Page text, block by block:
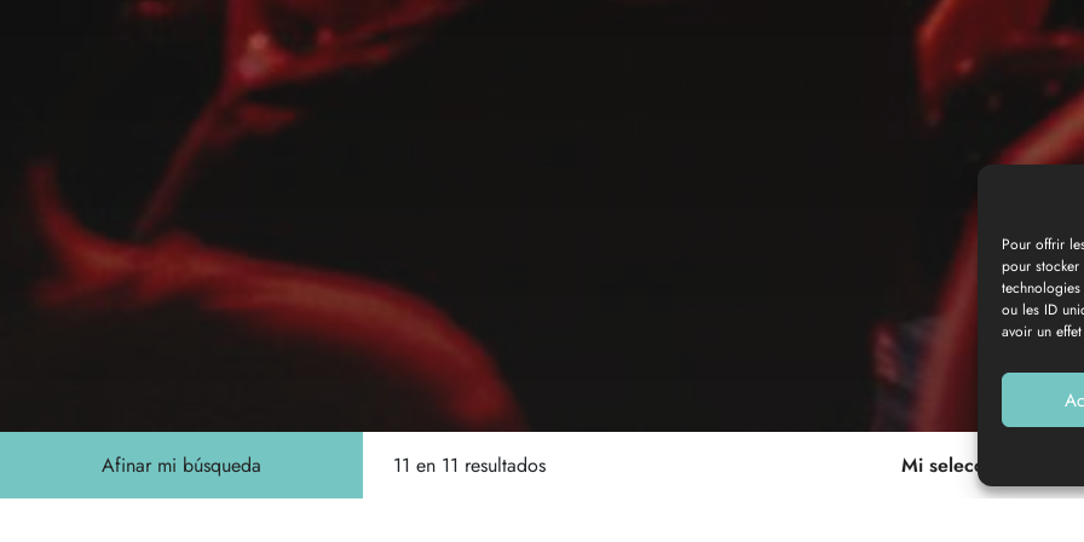
Pour offrir
pour
ou les ID
avoir un
Afinar mi búsqueda 11 en 11 resultados Mi selección (0)
Ocultar mapa